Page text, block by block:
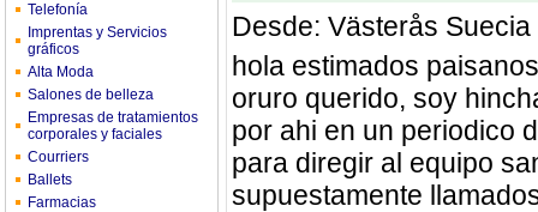
Telefonía
Imprentas y Servicios
gráficos
Alta Moda
Salones de belleza
Empresas de tratamientos
corporales y faciales
Courriers
Ballets
Farmacias
Desde: Västerås Suecia
hola estimados
oruro querido, soy
por ahi en un periodico
para diregir al equipo
supuestamente